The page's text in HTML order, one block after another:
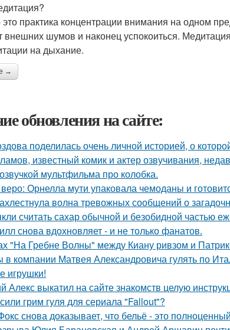
практика концентрации внимания на одном
внешних шумов и наконец успокоиться.
на дыхание.
→
обновления на сайте:
поделилась очень личной историей, о
известный комик и актер озвучивания,
мультфильма про колобка.
Орнелла мути упаковала чемоданы и
волна тревожных сообщений о
считать сахар обычной и безобидной частью
снова вдохновляет - и не только фанатов.
"На Гребне Волны" между Киану ривзом и
в компании Матвея Александровича гулять по
игрушки!
Алекс выкатил на сайте знакомств целую
грим гуля для сериала "Fallout"?
снова доказывает, что бельё - это